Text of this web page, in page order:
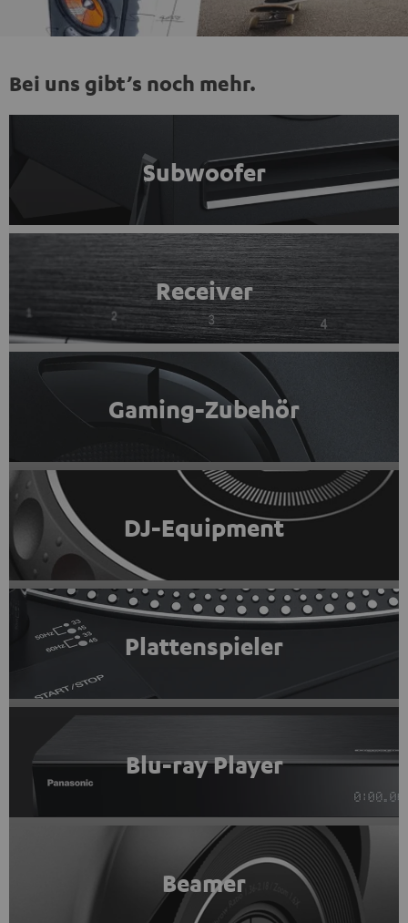
Bei uns gibt’s noch mehr.
Subwoofer
Receiver
Gaming-Zubehör
DJ-Equipment
Plattenspieler
Blu-ray Player
Beamer